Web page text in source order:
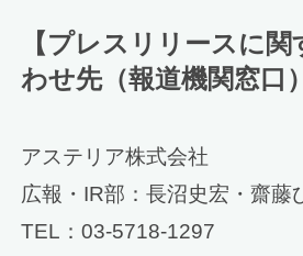
【プレスリリースに
わせ先（報道機関窓口
アステリア株式会社
広報・IR部：長沼史宏・齋藤
TEL：03-5718-1297